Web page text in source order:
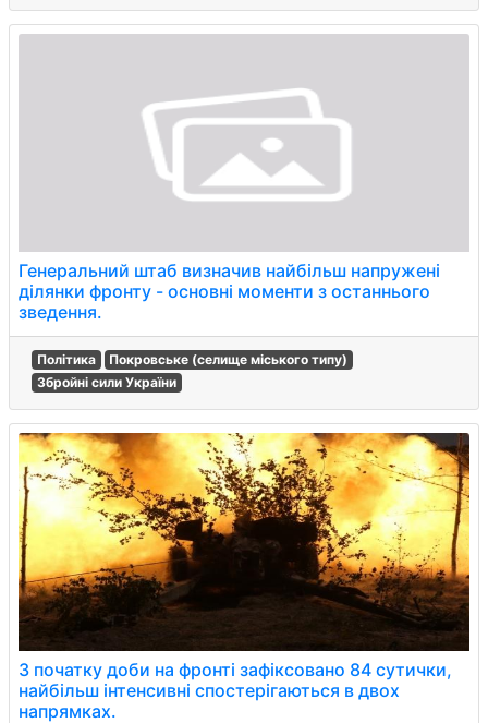
Генеральний штаб визначив найбільш напружені
ділянки фронту - основні моменти з останнього
зведення.
Політика
Покровське (селище міського типу)
Збройні сили України
З початку доби на фронті зафіксовано 84 сутички,
найбільш інтенсивні спостерігаються в двох
напрямках.